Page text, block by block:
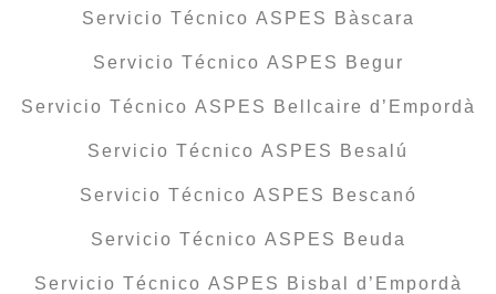
Servicio Técnico ASPES Bàscara
Servicio Técnico ASPES Begur
Servicio Técnico ASPES Bellcaire d’Empordà
Servicio Técnico ASPES Besalú
Servicio Técnico ASPES Bescanó
Servicio Técnico ASPES Beuda
Servicio Técnico ASPES Bisbal d’Empordà